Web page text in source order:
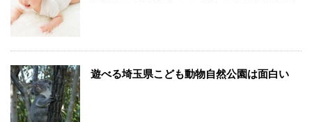
遊べる埼玉県こども動物自然公園は面白い